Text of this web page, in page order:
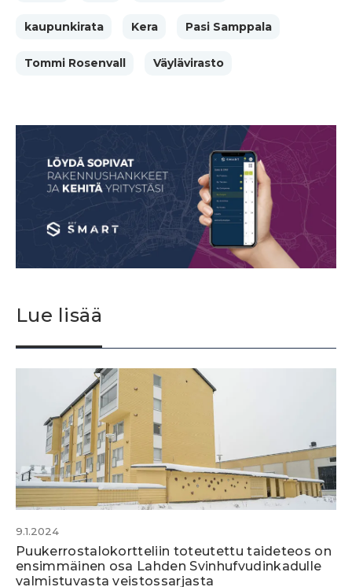
kaupunkirata Kera Pasi Samppala
Tommi Rosenvall Väylävirasto
Lue lisää
9.1.2024
Puukerrostalokortteliin toteutettu taideteos on
ensimmäinen osa Lahden Svinhufvudinkadulle
valmistuvasta veistossarjasta